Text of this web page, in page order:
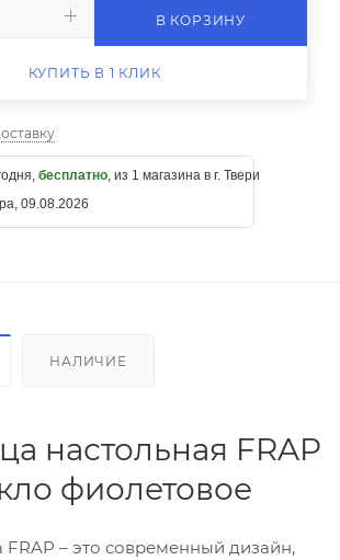
В КОРЗИНУ
КУПИТЬ В 1 КЛИК
бесплатно, из 1 магазина в г. Твери
09.08.2026
НАЛИЧИЕ
настольная FRAP
фиолетовое
FRAP – это современный дизайн,